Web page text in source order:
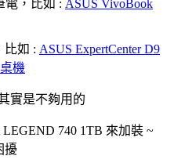
電，比如 : ASUS VivoBook
比如 : ASUS ExpertCenter D9
機
實是不夠用的
740 1TB 來加裝 ~
擾